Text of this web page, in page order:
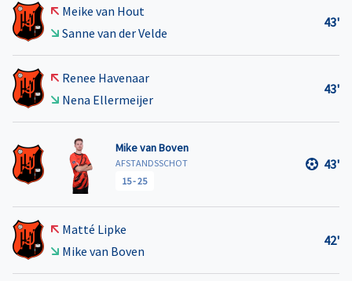
Meike van Hout
Sanne van der Velde
43'
Renee Havenaar
Nena Ellermeijer
43'
Mike van Boven
AFSTANDSSCHOT
15-25
43'
Matté Lipke
Mike van Boven
42'